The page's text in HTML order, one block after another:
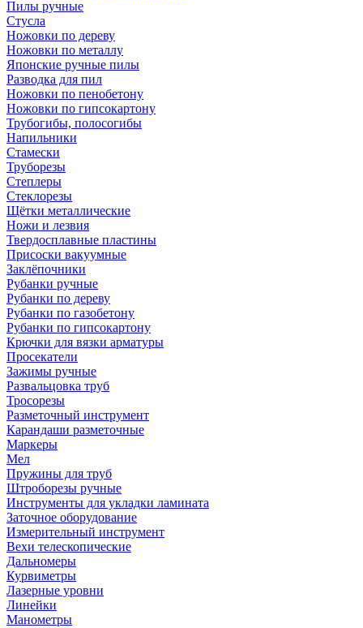
Пилы ручные
Стусла
Ножовки по дереву
Ножовки по металлу
Японские ручные пилы
Разводка для пил
Ножовки по пенобетону
Ножовки по гипсокартону
Трубогибы, полосогибы
Напильники
Стамески
Труборезы
Степлеры
Стеклорезы
Щётки металлические
Ножи и лезвия
Твердосплавные пластины
Присоски вакуумные
Заклёпочники
Рубанки ручные
Рубанки по дереву
Рубанки по газобетону
Рубанки по гипсокартону
Крючки для вязки арматуры
Просекатели
Зажимы ручные
Развальцовка труб
Тросорезы
Разметочный инструмент
Карандаши разметочные
Маркеры
Мел
Пружины для труб
Штроборезы ручные
Инструменты для укладки ламината
Заточное оборудование
Измерительный инструмент
Вехи телескопические
Дальномеры
Курвиметры
Лазерные уровни
Линейки
Манометры